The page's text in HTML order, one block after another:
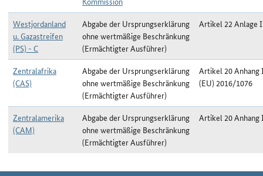
Westjordanland
u. Gazastreifen
(PS) - C
Abgabe der Ursprungserklärung
ohne wertmäßige Beschränkung
(Ermächtigter Ausführer)
Artikel 22 Anlage I
Zentralafrika
(CAS)
Abgabe der Ursprungserklärung
ohne wertmäßige Beschränkung
(Ermächtigter Ausführer)
Artikel 20 Anhang
(EU) 2016/1076
Zentralamerika
(CAM)
Abgabe der Ursprungserklärung
ohne wertmäßige Beschränkung
(Ermächtigter Ausführer)
Artikel 20 Anhang